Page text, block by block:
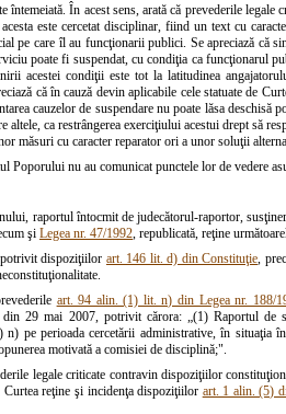
întemeiată. În acest sens, arată că prevederile legale
este cercetat disciplinar, fiind un text cu
pe care îl au funcţionarii publici. Se apreciază că
poate fi suspendat, cu condiţia ca funcţionarul
acestei condiţii este tot la latitudinea
că în cauză devin aplicabile cele statuate de
cauzelor de suspendare nu poate lăsa deschisă
ca restrângerea exerciţiului acestui drept să
măsuri cu caracter reparator ori a unor soluţii
Poporului nu au comunicat punctele lor de vedere
raportul întocmit de judecătorul-raportor,
şi Legea nr. 47/1992 , republicată, reţine
potrivit dispoziţiilor art. 146 lit. d) din Constituţie ,
art. 94 alin. (1) lit. n) din Legea nr. 188/
29 mai 2007, potrivit cărora: „(1) Raportul de
pe perioada cercetării administrative, în situaţia
motivată a comisiei de disciplină;".
legale criticate contravin dispoziţiilor
reţine şi incidenţa dispoziţiilor art. 1 alin. (5)